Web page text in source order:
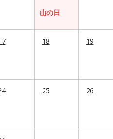
山の日
18 19
25 26